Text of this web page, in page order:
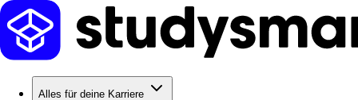
Alles für deine Karriere